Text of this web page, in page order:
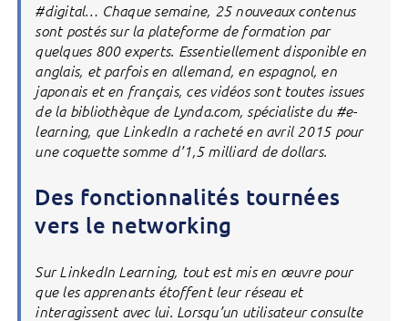
#digital… Chaque semaine, 25 nouveaux contenus
sont postés sur la plateforme de formation par
quelques 800 experts. Essentiellement disponible en
anglais, et parfois en allemand, en espagnol, en
japonais et en français, ces vidéos sont toutes issues
de la bibliothèque de Lynda.com, spécialiste du #e-
learning, que LinkedIn a racheté en avril 2015 pour
une coquette somme d’1,5 milliard de dollars.
Des fonctionnalités tournées
vers le networking
Sur LinkedIn Learning, tout est mis en œuvre pour
que les apprenants étoffent leur réseau et
interagissent avec lui. Lorsqu’un utilisateur consulte